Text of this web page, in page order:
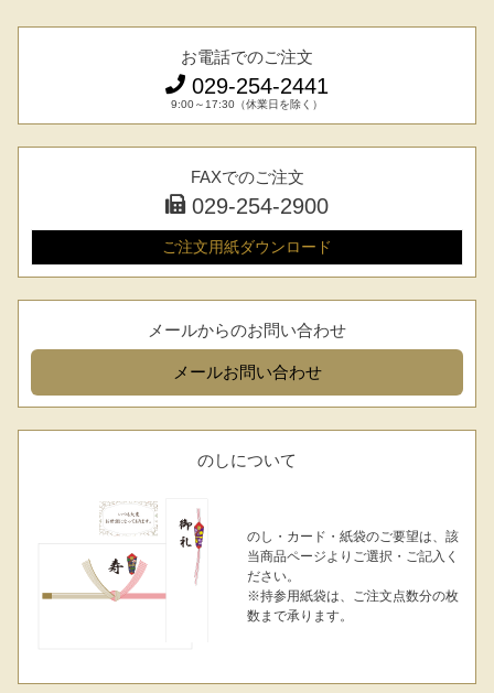
お電話でのご注文
029-254-2441
9:00～17:30（休業日を除く）
FAXでのご注文
029-254-2900
ご注文用紙ダウンロード
メールからのお問い合わせ
メールお問い合わせ
のしについて
のし・カード・紙袋のご要望は、該
当商品ページよりご選択・ご記入く
ださい。
※持参用紙袋は、ご注文点数分の枚
数まで承ります。